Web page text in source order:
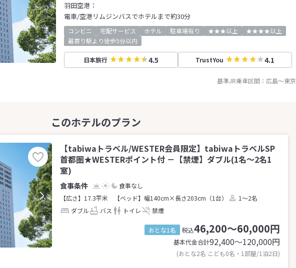
羽田空港：
電車/空港リムジンバスでホテルまで約30分
コンビニ 宅配サービス ホテル 駐車場有り ★★★以上
★★★★以上
最寄り駅より徒歩5分以内
日本旅行 4.5 TrustYou 4.1
基準JR乗車区間： 広島～東京
【tabiwaトラベル/WESTER会員限定】tabiwaトラベルSP
首都圏★WESTERポイント付 －【禁煙】ダブル(1名～2名1
室)
食事なし
【広さ】17.3平米
【ベッド】幅140cm×長さ203cm（1台）
1～2名
ダブル
バス トイレ 禁煙
おとな1名 税込46,200～60,000円
基本代金合計92,400〜120,000円
(おとな2名 こども0名・1部屋/1泊2日)